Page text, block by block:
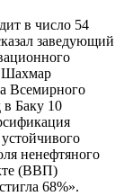
в число 54
заведующий
Шахмар
Всемирного
в Баку 10
ненефтяного
(ВВП)
68%».